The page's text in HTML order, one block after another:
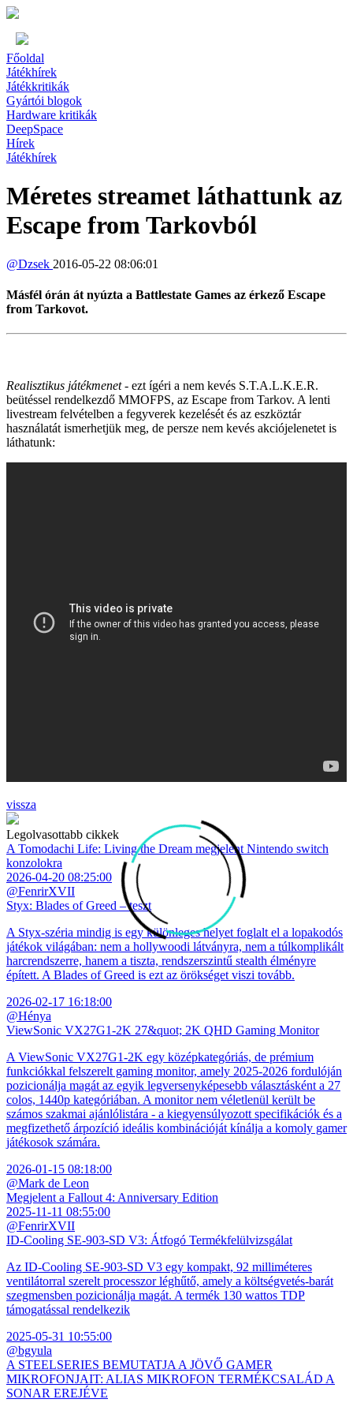
Főoldal
Játékhírek
Játékkritikák
Gyártói blogok
Hardware kritikák
DeepSpace
Hírek
Játékhírek
Méretes streamet láthattunk az
Escape from Tarkovból
@Dzsek 2016-05-22 08:06:01
Másfél órán át nyúzta a Battlestate Games az érkező Escape
from Tarkovot.
Realisztikus játékmenet- ezt ígéri a nem kevés S.T.A.L.K.E.R.
beütéssel rendelkezdő MMOFPS, az Escape from Tarkov. A lenti
livestream felvételben a fegyverek kezelését és az eszköztár
használatát ismerhetjük meg, de persze nem kevés akciójelenetet is
láthatunk:
vissza
Legolvasottabb cikkek
A Tomodachi Life: Living the Dream megjelent Nintendo switch
konzolokra
2026-04-20 08:25:00
@FenrirXVII
Styx: Blades of Greed – teszt
A Styx-széria mindig is egy különleges helyet foglalt el a lopakodós
játékok világában: nem a hollywoodi látványra, nem a túlkomplikált
harcrendszerre, hanem a tiszta, rendszerszintű stealth élményre
épített. A Blades of Greed is ezt az örökséget viszi tovább.
2026-02-17 16:18:00
@Hénya
ViewSonic VX27G1-2K 27&quot; 2K QHD Gaming Monitor
A ViewSonic VX27G1-2K egy középkategóriás, de prémium
funkciókkal felszerelt gaming monitor, amely 2025-2026 fordulóján
pozicionálja magát az egyik legversenyképesebb választásként a 27
colos, 1440p kategóriában. A monitor nem véletlenül került be
számos szakmai ajánlólistára - a kiegyensúlyozott specifikációk és a
megfizethető árpozíció ideális kombinációját kínálja a komoly gamer
játékosok számára.
2026-01-15 08:18:00
@Mark de Leon
Megjelent a Fallout 4: Anniversary Edition
2025-11-11 08:55:00
@FenrirXVII
ID-Cooling SE-903-SD V3: Átfogó Termékfelülvizsgálat
Az ID-Cooling SE-903-SD V3 egy kompakt, 92 milliméteres
ventilátorral szerelt processzor léghűtő, amely a költségvetés-barát
szegmensben pozicionálja magát. A termék 130 wattos TDP
támogatással rendelkezik
2025-05-31 10:55:00
@bgyula
A STEELSERIES BEMUTATJA A JÖVŐ GAMER
MIKROFONJAIT: ALIAS MIKROFON TERMÉKCSALÁD A
SONAR EREJÉVE